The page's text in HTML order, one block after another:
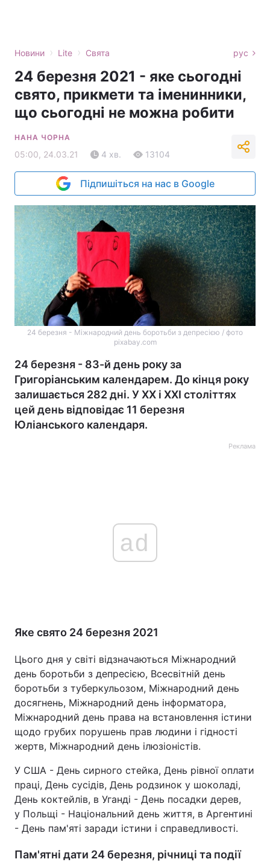
Новини › Lite › Свята рус
24 березня 2021 - яке сьогодні
свято, прикмети та іменинники,
що сьогодні не можна робити
НАНА ЧОРНА
05:00, 24.03.21 4 хв. 13104
Підпишіться на нас в Google
24 березня - Міжнародний день боротьби з депресією / фото
pixabay.com
24 березня - 83-й день року за
Григоріанським календарем. До кінця року
залишається 282 дні. У XX і XXI століттях
цей день відповідає 11 березня
Юліанського календаря.
Реклама
ad
Яке свято 24 березня 2021
Цього дня у світі відзначаються Міжнародний
день боротьби з депресією, Всесвітній день
боротьби з туберкульозом, Міжнародний день
досягнень, Міжнародний день інформатора,
Міжнародний день права на встановлення істини
щодо грубих порушень прав людини і гідності
жертв, Міжнародний день ілюзіоністів.
У США - День сирного стейка, День рівної оплати
праці, День сусідів, День родзинок у шоколаді,
День коктейлів, в Уганді - День посадки дерев,
у Польщі - Національний день життя, в Аргентині
- День пам'яті заради істини і справедливості.
Пам'ятні дати 24 березня, річниці та події